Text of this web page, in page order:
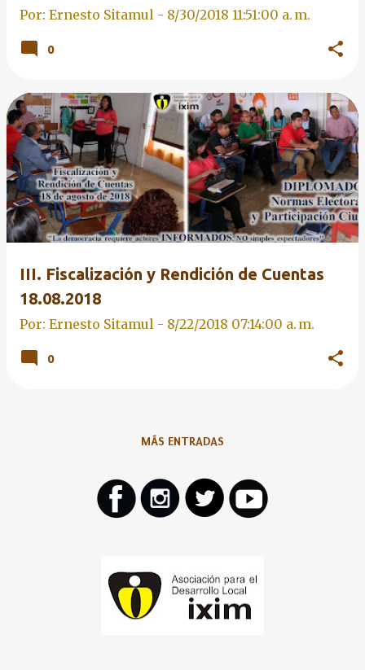
Por: Ernesto Sitamul - 8/30/2018 11:51:00 a. m.
0
III. Fiscalización y Rendición de Cuentas
18.08.2018
Por: Ernesto Sitamul - 8/22/2018 07:14:00 a. m.
0
MÁS ENTRADAS